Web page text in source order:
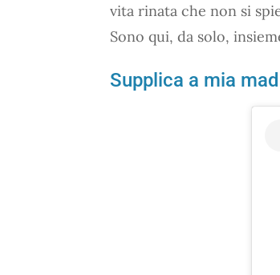
vita rinata che non si
Sono qui, da solo,
Supplica a mia